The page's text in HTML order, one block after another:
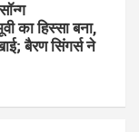
g
e
का हिस्सा बना,
बैरण सिंगर्स ने